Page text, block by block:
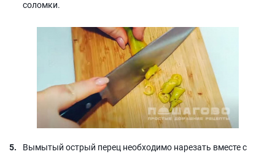
соломки.
Вымытый острый перец необходимо нарезать вместе с